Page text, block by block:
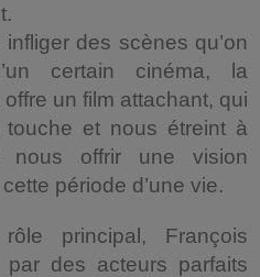
des scènes qu’on
certain cinéma, la
un film attachant, qui
touche et nous étreint à
nous offrir une vision
période d’une vie.
principal, François
des acteurs parfaits